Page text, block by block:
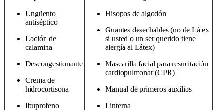
Ungüento
antiséptico
Loción de
calamina
Descongestionante
Crema de
hidrocortisona
Ibuprofeno
Hisopos de algodón
Guantes desechables (no de Látex
si usted o un ser querido tiene
alergía al Látex)
Mascarilla facial para resucitación
cardiopulmonar (CPR)
Manual de primeros auxilios
Linterna